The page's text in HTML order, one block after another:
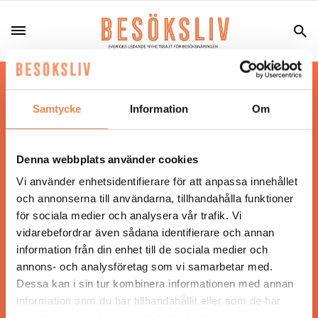
Samtycke Information Om
Denna webbplats använder cookies
Vi använder enhetsidentifierare för att anpassa innehållet
och annonserna till användarna, tillhandahålla funktioner
för sociala medier och analysera vår trafik. Vi
vidarebefordrar även sådana identifierare och annan
information från din enhet till de sociala medier och
annons- och analysföretag som vi samarbetar med.
Dessa kan i sin tur kombinera informationen med annan
information som du har tillhandahållit eller som de har
Hos oss läser du landets mest uppdaterade
nyheter och snackisar inom besöksnäringen.
Besöksliv i sin tryckta form är ett affärsmagasin
Tidningen ges ut avVisita
ANSVARIG UTGIVARE
Jonas Siljhammar
UPPHOVSRÄTT